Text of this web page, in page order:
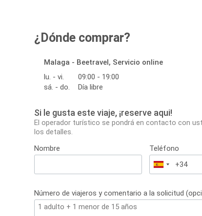
¿Dónde comprar?
Malaga - Beetravel, Servicio online
lu. - vi.
09:00 - 19:00
sá. - do.
Día libre
Si le gusta este viaje, ¡reserve aqui!
El operador turístico se pondrá en contacto con
los detalles.
Nombre
Teléfono
España
+34
Número de viajeros y comentario a la solicitud